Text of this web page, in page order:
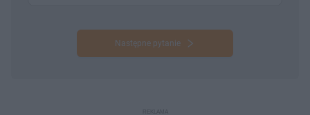
Następne pytanie